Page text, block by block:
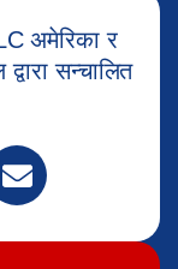
अमेरिका र
सन्चालित